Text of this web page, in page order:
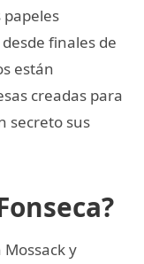
papeles
finales de
están
creadas para
secreto sus
y